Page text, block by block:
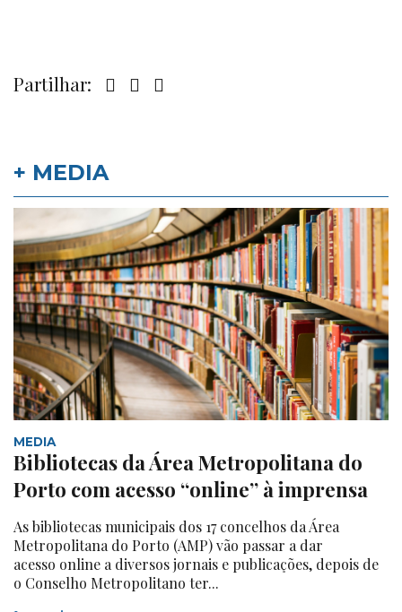
Partilhar:
+ MEDIA
MEDIA
Bibliotecas da Área Metropolitana do
Porto com acesso “online” à imprensa
As bibliotecas municipais dos 17 concelhos da Área
Metropolitana do Porto (AMP) vão passar a dar
acesso online a diversos jornais e publicações, depois de
o Conselho Metropolitano ter...